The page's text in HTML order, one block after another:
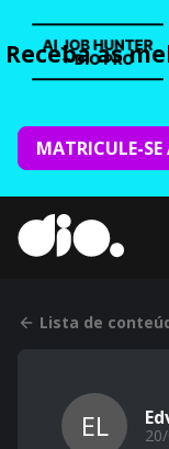
Receba as
MATRICULE-SE
Lista de
EL